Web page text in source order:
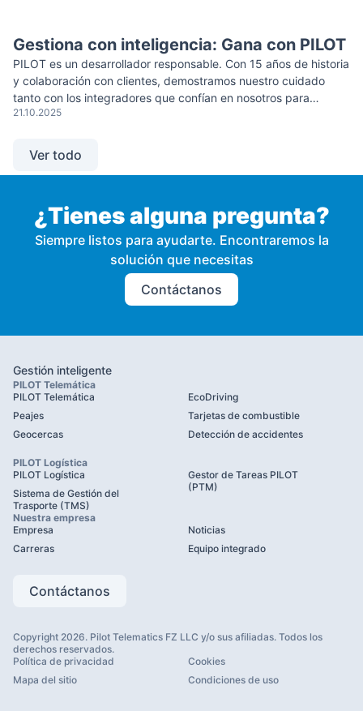
Gestiona con inteligencia: Gana con PILOT
PILOT es un desarrollador responsable. Con 15 años de historia
y colaboración con clientes, demostramos nuestro cuidado
tanto con los integradores que confían en nosotros para
generar ingresos, como con los usuarios finales que amplían
trabajamos con miles de clientes en 30 países, gestionando
21.10.2025
Ver todo
¿Tienes alguna pregunta?
Siempre listos para ayudarte. Encontraremos la
solución que necesitas
Contáctanos
Gestión inteligente
PILOT Telemática
PILOT Telemática
Peajes
Geocercas
EcoDriving
Tarjetas de combustible
Detección de accidentes
PILOT Logística
PILOT Logística
Sistema de Gestión del
Trasporte (TMS)
Gestor de Tareas PILOT
(PTM)
Nuestra empresa
Empresa
Carreras
Noticias
Equipo integrado
Contáctanos
Copyright 2026. Pilot Telematics FZ LLC y/o sus afiliadas. Todos los
derechos reservados.
Política de privacidad
Cookies
Mapa del sitio
Condiciones de uso